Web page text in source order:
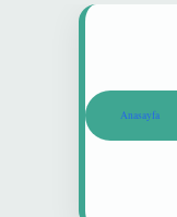
Anasayfa